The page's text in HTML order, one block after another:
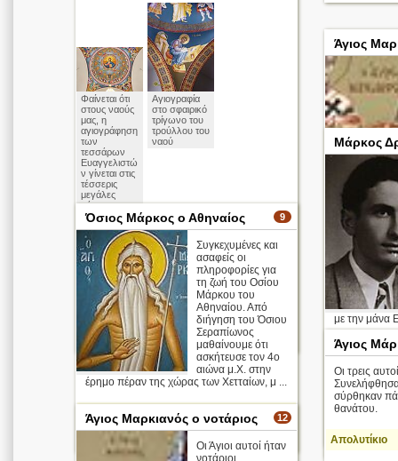
Φαίνεται ότι
στους ναούς
μας, η
αγιογράφηση
των
τεσσάρων
Ευαγγελιστώ
ν γίνεται στις
τέσσερις
μεγάλες
κόγχες που
δημιουργούν
ται στη βάση
των
τεσσάρων
τόξων, επί
των οποίων
στηρίζεται ο
τρούλλος.
Αγιογραφία
στο σφαιρικό
τρίγωνο του
τρούλλου του
ναού
Απολυτίκιο
περισσότερα >
Άγιος
Μάρκος
με την μάνα
9
Όσιος Μάρκος ο Αθηναίος
Συγκεχυμένες και
ασαφείς οι
πληροφορίες για
τη ζωή του Οσίου
Μάρκου του
Αθηναίου. Από
διήγηση του Όσιου
Σεραπίωνος
μαθαίνουμε ότι
ασκήτευσε τον 4ο
αιώνα μ.Χ. στην
έρημο πέραν της χώρας των Χετταίων, μ ...
Απολυτίκιο
περισσότερα >
Άγιος
Οι τρεις
σύρθηκαν
θανάτου.
Απολυτίκιο
12
Άγιος Μαρκιανός ο νοτάριος
Οι Άγιοι αυτοί ήταν
νοτάριοι